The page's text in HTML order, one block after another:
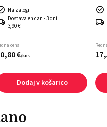
Na zalogi
Dostava en dan - 3 dni
3,90 €
cena
80€/kos
Dodaj v košarico
17,